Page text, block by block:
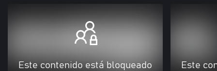
Este contenido está bloqueado Este